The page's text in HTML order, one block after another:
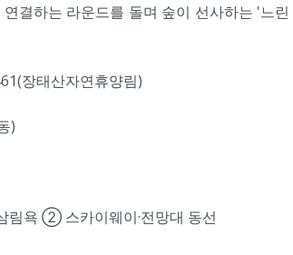
결하는 라운드를 돌며 숲이 선사하는 '느
장태산자연휴양림)
)
욕 ② 스카이웨이·전망대 동선